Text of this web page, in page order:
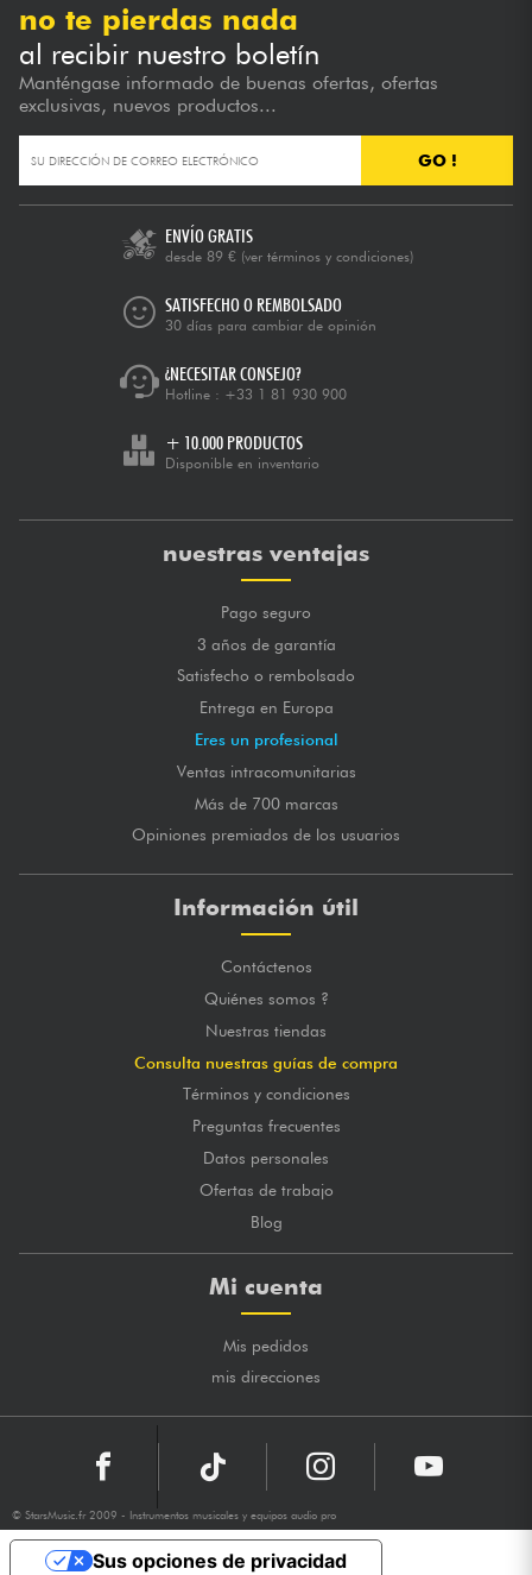
no te pierdas nada
al recibir nuestro boletín
Manténgase informado de buenas ofertas, ofertas
exclusivas, nuevos productos...
GO !
ENVÍO GRATIS
desde 89 € (ver términos y condiciones)
SATISFECHO O REMBOLSADO
30 días para cambiar de opinión
¿NECESITAR CONSEJO?
Hotline : +33 1 81 930 900
+ 10.000 PRODUCTOS
Disponible en inventario
nuestras ventajas
Pago seguro
3 años de garantía
Satisfecho o rembolsado
Entrega en Europa
Eres un profesional
Ventas intracomunitarias
Más de 700 marcas
Opiniones premiados de los usuarios
Información útil
Contáctenos
Quiénes somos ?
Nuestras tiendas
Consulta nuestras guías de compra
Términos y condiciones
Preguntas frecuentes
Datos personales
Ofertas de trabajo
Blog
Mi cuenta
Mis pedidos
mis direcciones
© StarsMusic.fr 2009 - Instrumentos musicales y equipos audio pro
Sus opciones de privacidad